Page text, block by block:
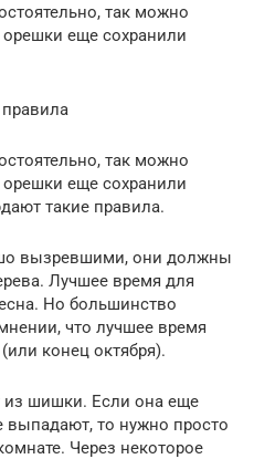
так можно
еще сохранили
так можно
еще сохранили
такие правила.
вызревшими, они должны
Лучшее время для
Но большинство
что лучшее время
конец октября).
из шишки. Если она еще
выпадают, то нужно просто
Через некоторое